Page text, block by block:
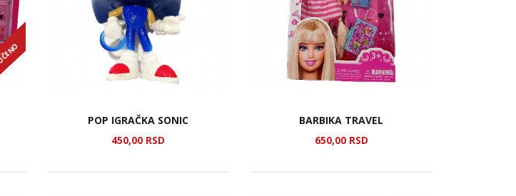
POP IGRAČKA SONIC
450,00 RSD
BARBIKA TRAVEL
650,00 RSD